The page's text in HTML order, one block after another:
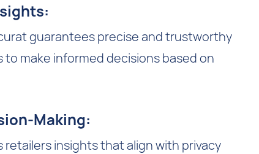
guarantees precise and trustworthy
make informed decisions based on
Making:
retailers insights that align with privacy